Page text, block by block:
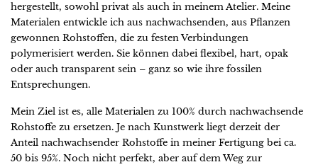
hergestellt, sowohl privat als auch in meinem Atelier. Meine
Materialen entwickle ich aus nachwachsenden, aus Pflanzen
gewonnen Rohstoffen, die zu festen Verbindungen
polymerisiert werden. Sie können dabei flexibel, hart, opak
oder auch transparent sein – ganz so wie ihre fossilen
Entsprechungen.
Mein Ziel ist es, alle Materialen zu 100% durch nachwachsende
Rohstoffe zu ersetzen. Je nach Kunstwerk liegt derzeit der
Anteil nachwachsender Rohstoffe in meiner Fertigung bei ca.
50 bis 95%. Noch nicht perfekt, aber auf dem Weg zur